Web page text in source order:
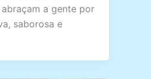
a gente por
saborosa e